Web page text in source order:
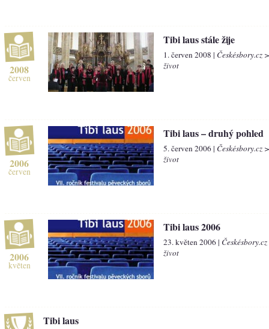
2008
červen
Tibi laus stále žije
1. červen 2008 | Českésbory.cz
život
2006
červen
Tibi laus – druhý pohled
5. červen 2006 | Českésbory.cz
život
2006
květen
Tibi laus 2006
23. květen 2006 |
život
Tibi laus